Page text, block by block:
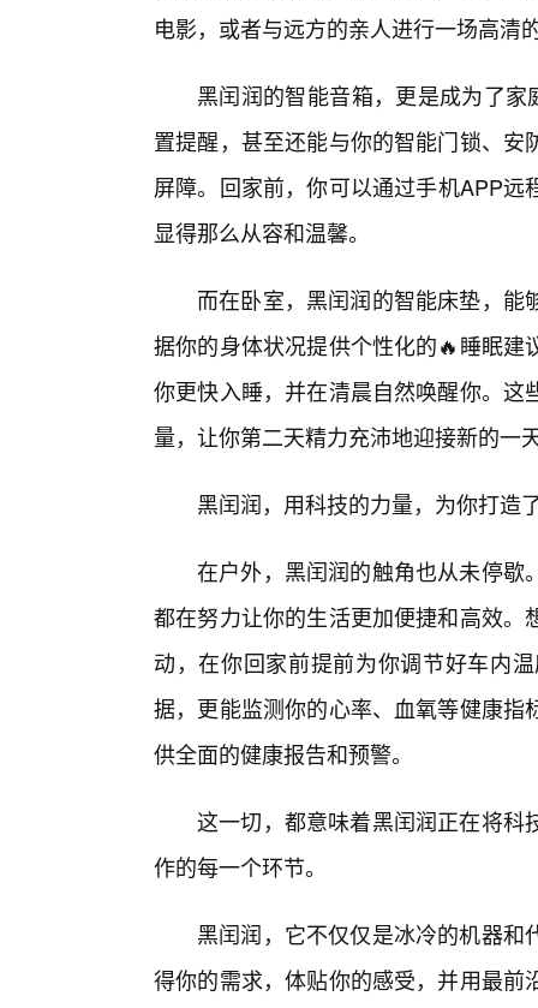
电影，或者与远方的亲人进行一场高清
黑闰润的智能音箱，更是成为了家
置提醒，甚至还能与你的智能门锁、
屏障。回家前，你可以通过手机APP
显得那么从容和温馨。
而在卧室，黑闰润的智能床垫，
据你的身体状况提供个性化的🔥睡眠
你更快入睡，并在清晨自然唤醒你。
量，让你第二天精力充沛地迎接新的一
黑闰润，用科技的力量，为你打造
在户外，黑闰润的触角也从未停歇
都在努力让你的生活更加便捷和高效
动，在你回家前提前为你调节好车内
据，更能监测你的心率、血氧等健康
供全面的健康报告和预警。
这一切，都意味着黑闰润正在将科
作的每一个环节。
黑闰润，它不仅仅是冰冷的机器
得你的需求，体贴你的感受，并用最